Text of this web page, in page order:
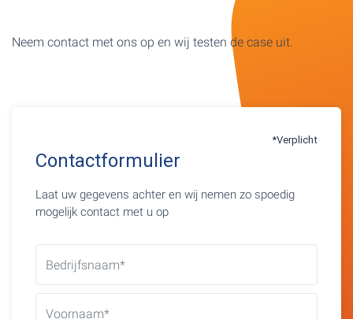
Neem contact met ons op en wij testen de case uit.
*Verplicht
Contactformulier
Laat uw gegevens achter en wij nemen zo spoedig
mogelijk contact met u op